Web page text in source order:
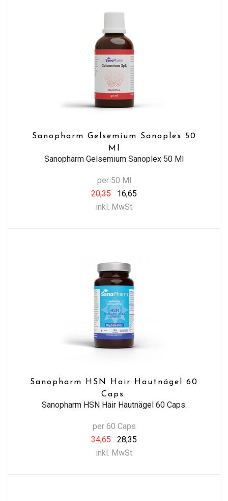
Sanopharm Gelsemium Sanoplex 50
Ml
Sanopharm Gelsemium Sanoplex 50 Ml
per 50 Ml
20,35
16,65
inkl. MwSt
Sanopharm HSN Hair Hautnägel 60
Caps.
Sanopharm HSN Hair Hautnägel 60 Caps.
per 60 Caps
34,65
28,35
inkl. MwSt